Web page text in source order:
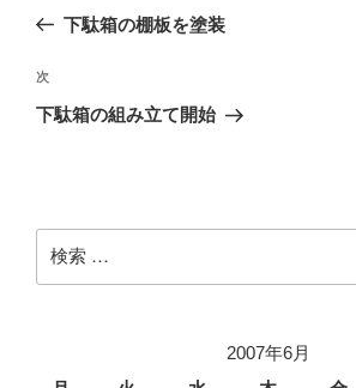
ビ
ゲ
ン
去
投
稿
下駄箱の棚板を塗装
次
の
次
下駄箱の組み立て開始
索:
2007年6月